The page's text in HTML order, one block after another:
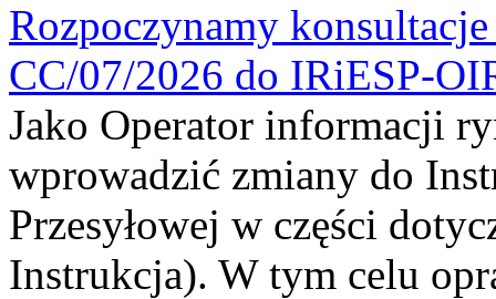
Rozpoczynamy
CC/07/2026 do IRiESP-
Jako Operator informacji
wprowadzić zmiany do
Przesyłowej w części
Instrukcja). W tym celu